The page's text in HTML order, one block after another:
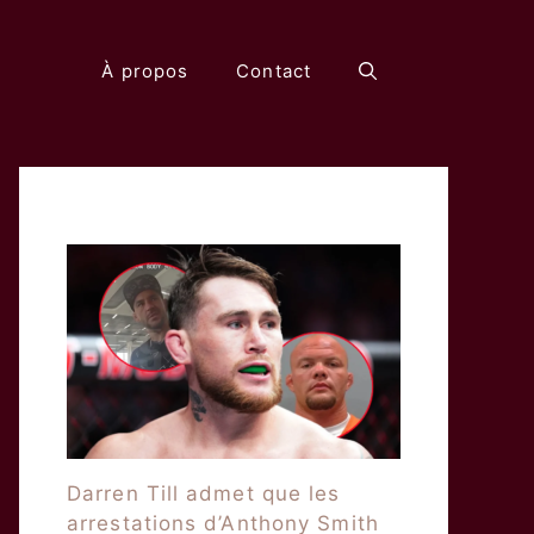
À propos Contact
Darren Till admet que les
arrestations d’Anthony Smith